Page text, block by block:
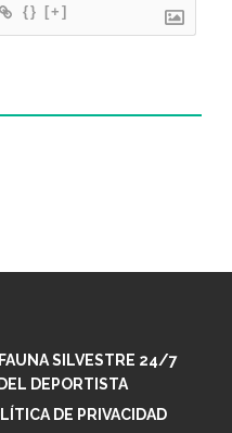
{} [+]
SILVESTRE 24/7
DEPORTISTA
DE PRIVACIDAD